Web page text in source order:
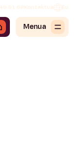
91 68Kontaktua Eu
Menua